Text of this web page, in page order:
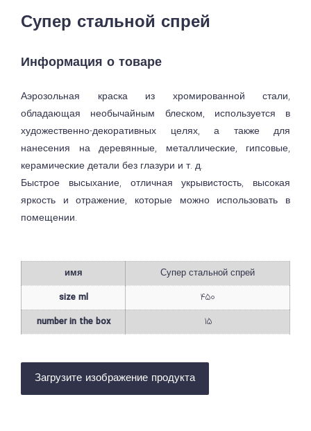
Супер стальной спрей
Информация о товаре
Аэрозольная краска из хромированной стали,
обладающая необычайным блеском, используется в
художественно-декоративных целях, а также для
нанесения на деревянные, металлические, гипсовые,
керамические детали без глазури и т. д.
Быстрое высыхание, отличная укрывистость, высокая
яркость и отражение, которые можно использовать в
помещении.
имя
Супер стальной спрей
size ml
450
number in the box
15
Загрузите изображение продукта